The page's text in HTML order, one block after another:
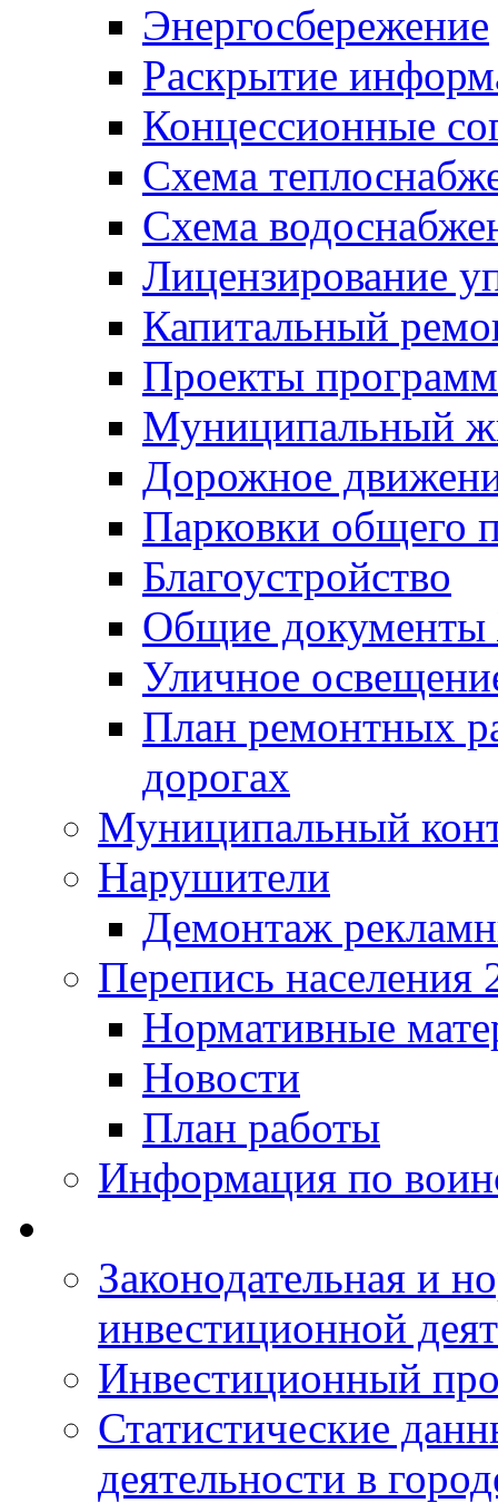
Энергосбережение
Раскрытие
Концессионные
Схема
Схема
Лицензирование
Капитальный
Проекты программ
Муниципальный
Дорожное
Парковки общего
Благоустройство
Общие
Уличное
План ремонтных
дорогах
Муниципальный
Нарушители
Демонтаж
Перепись населения
Нормативные
Новости
План работы
Информация по
Законодательная и
инвестиционной
Инвестиционный
Статистические
деятельности в